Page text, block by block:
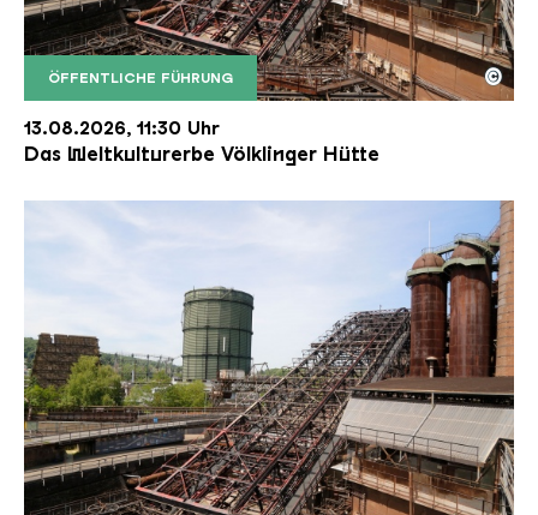
ÖFFENTLICHE FÜHRUNG
Der Erzschrägaufzug der Völklinger Hütte mit
Copyright: Weltkulturerbe Völklinger Hütte | Karl
©
13.08.2026, 11:30 Uhr
Das Weltkulturerbe Völklinger Hütte